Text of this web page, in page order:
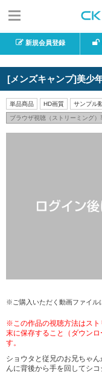
新規会員登録
[メンズキャンプ]美少
単品商品 HD画質 サンプル
ブラウザ視聴（ストリーミング）
※ご購入いただく動画ファイル
※この作品の視聴方法はスト
末に保存すること（ダウン
す。
ショウタと従兄のお兄ちゃ
んに背後から手を回してシ